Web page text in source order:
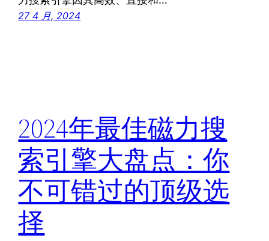
27 4 月, 2024
2024年最佳磁力搜
索引擎大盘点：你
不可错过的顶级选
择